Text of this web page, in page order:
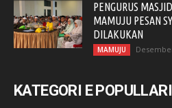
PENGURUS
MAMUJU PESAN
DILAKUKAN
MAMUJU
KATEGORI E